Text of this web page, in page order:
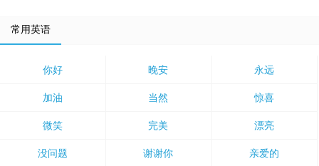
常用英语
你好 晚安 永远
加油 当然 惊喜
微笑 完美 漂亮
没问题 谢谢你 亲爱的